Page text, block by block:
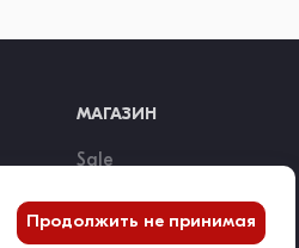
МАГАЗИН
Sale
Apple
Продолжить не принимая